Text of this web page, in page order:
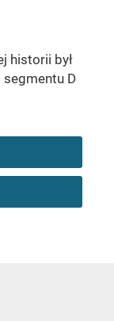
historii był
D